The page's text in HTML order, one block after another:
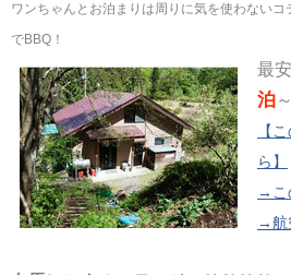
ワンちゃんとお泊まりは周りに気を使わない
でBBQ！
最
泊～
【
ら】
→こ
→航